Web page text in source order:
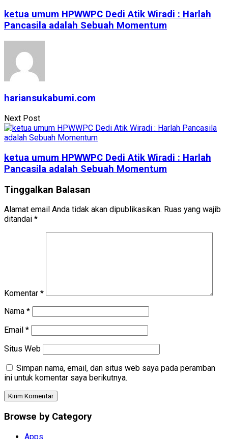
ketua umum HPWWPC Dedi Atik Wiradi : Harlah
Pancasila adalah Sebuah Momentum
hariansukabumi.com
Next Post
ketua umum HPWWPC Dedi Atik Wiradi : Harlah
Pancasila adalah Sebuah Momentum
Tinggalkan Balasan
Alamat email Anda tidak akan dipublikasikan. Ruas yang wajib
ditandai *
Komentar *
Nama *
Email *
Situs Web
Simpan nama, email, dan situs web saya pada peramban
ini untuk komentar saya berikutnya.
Browse by Category
Apps